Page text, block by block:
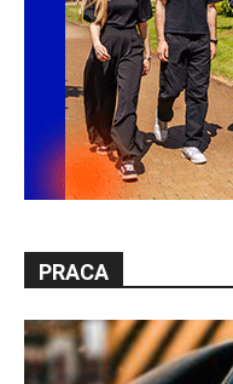
PRACA